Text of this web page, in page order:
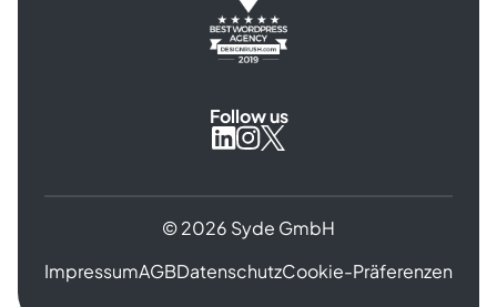
Follow us
© 2026 Syde GmbH
ImpressumAGBDatenschutzCookie-Präferenzen